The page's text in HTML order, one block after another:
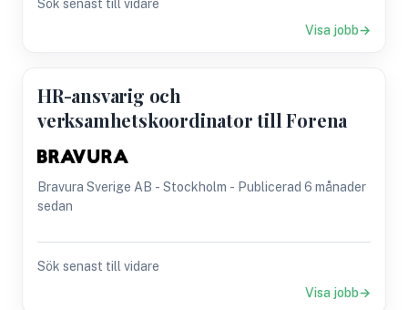
Sök senast till vidare
Visa jobb
HR-ansvarig och
verksamhetskoordinator till Forena
Bravura Sverige AB - Stockholm - Publicerad 6 månader
sedan
Sök senast till vidare
Visa jobb